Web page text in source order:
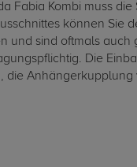
Fabia Kombi muss
können Sie
sind oftmals
Die